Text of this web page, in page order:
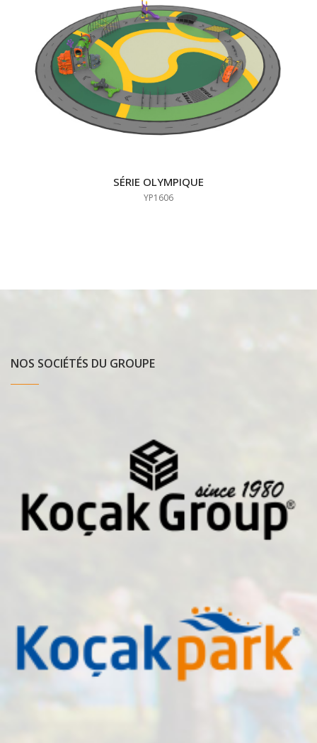
SÉRIE OLYMPIQUE
YP1606
NOS SOCIÉTÉS DU GROUPE